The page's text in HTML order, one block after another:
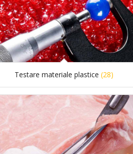
Testare materiale plastice(28)